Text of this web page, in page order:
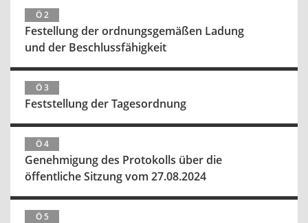
Ö 2
Festellung der ordnungsgemäßen Ladung
und der Beschlussfähigkeit
Ö 3
Feststellung der Tagesordnung
Ö 4
Genehmigung des Protokolls über die
öffentliche Sitzung vom 27.08.2024
Ö 5